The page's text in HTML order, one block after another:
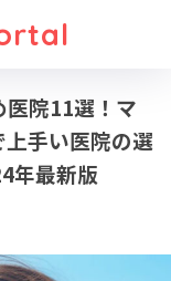
医院11選！マ
手い医院の選
年最新版